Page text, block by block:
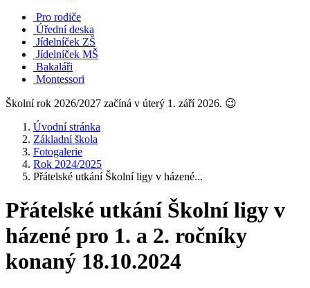
Pro rodiče
Úřední deska
Jídelníček ZŠ
Jídelníček MŠ
Bakaláři
Montessori
Školní rok 2026/2027 začíná v úterý 1. září 2026. 😉
Úvodní stránka
Základní škola
Fotogalerie
Rok 2024/2025
Přátelské utkání Školní ligy v házené...
Přátelské utkání Školní ligy v
házené pro 1. a 2. ročníky
konaný 18.10.2024